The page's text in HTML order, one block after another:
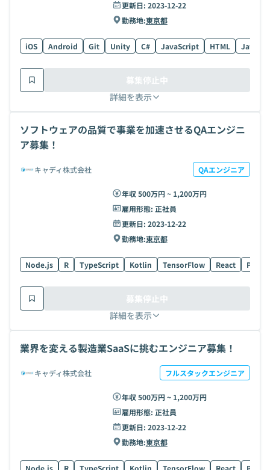
更新日: 2023-12-22
勤務地:東京都
iOS Android Git Unity C# JavaScript HTML Java
詳細を表示
募集停止中
ソフトウェアの品質で事業を加速させるQAエンジニ
ア募集！
キャディ株式会社 QAエンジニア
年収 500万円 ~ 1,200万円
雇用形態: 正社員
更新日: 2023-12-22
勤務地:東京都
Node.js R TypeScript Kotlin TensorFlow React
詳細を表示
募集停止中
業界を変える製造業SaaSに挑むエンジニア募集！
キャディ株式会社 フルスタックエンジニア
年収 500万円 ~ 1,200万円
雇用形態: 正社員
更新日: 2023-12-22
勤務地:東京都
Node.js R TypeScript Kotlin TensorFlow React